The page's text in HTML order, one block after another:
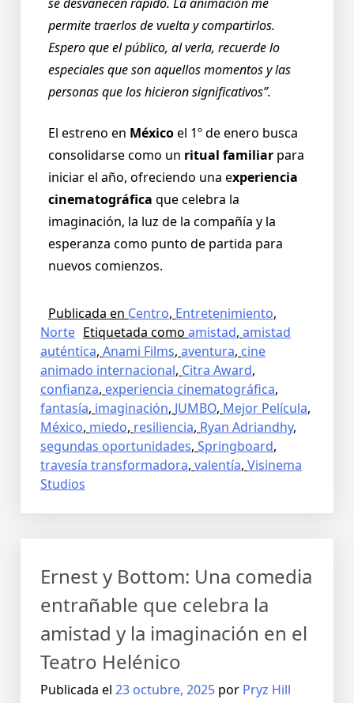
permite traerlos de vuelta y compartirlos.
Espero que el público, al verla, recuerde lo
especiales que son aquellos momentos y las
personas que los hicieron significativos”.
El estreno en Méxicoel 1º de enero busca
consolidarse como un ritual familiar para
iniciar el año, ofreciendo una experiencia
cinematográfica que celebra la
imaginación, la luz de la compañía y la
esperanza como punto de partida para
nuevos comienzos.
Publicada en Centro, Entretenimiento,
Norte Etiquetada como amistad, amistad
auténtica, Anami Films, aventura, cine
animado internacional, Citra Award,
confianza, experiencia cinematográfica,
fantasía, imaginación, JUMBO, Mejor Película,
México, miedo, resiliencia, Ryan Adriandhy,
segundas oportunidades, Springboard,
travesía transformadora, valentía, Visinema
Studios
Ernest y Bottom: Una comedia
entrañable que celebra la
amistad y la imaginación en el
Teatro Helénico
Publicada el 23 octubre, 2025 por Pryz Hill